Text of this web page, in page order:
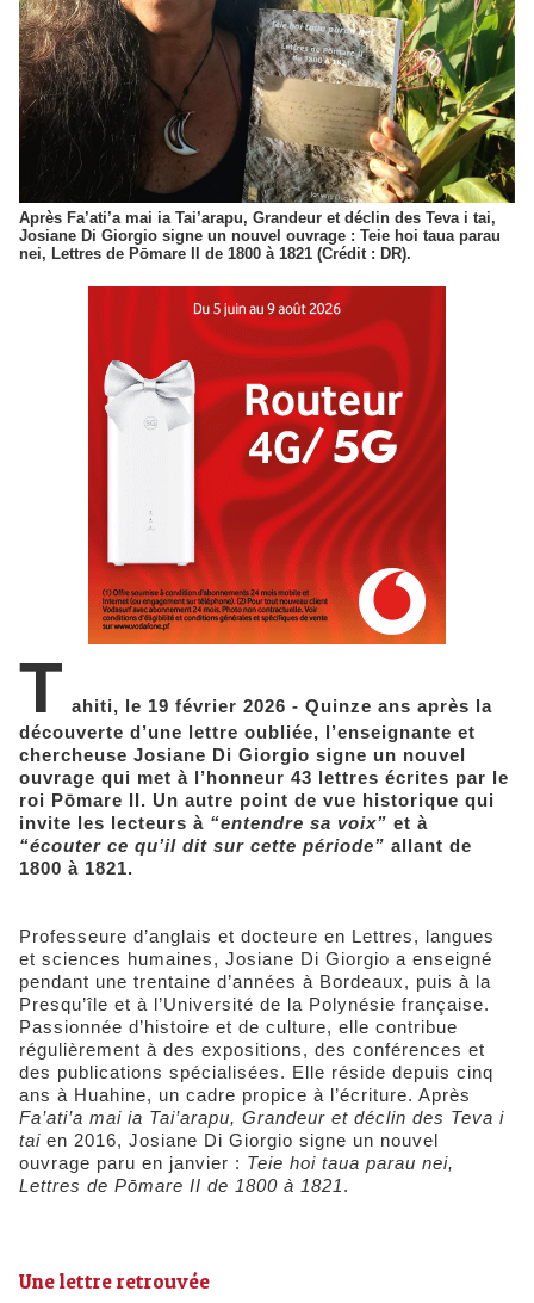
Après Fa’ati’a mai ia Tai’arapu, Grandeur et déclin des Teva i tai,
Josiane Di Giorgio signe un nouvel ouvrage : Teie hoi taua parau
nei, Lettres de Pōmare II de 1800 à 1821 (Crédit : DR).
T ahiti, le 19 février 2026 - Quinze ans après la
découverte d’une lettre oubliée, l’enseignante et
chercheuse Josiane Di Giorgio signe un nouvel
ouvrage qui met à l’honneur 43 lettres écrites par le
roi Pōmare II. Un autre point de vue historique qui
invite les lecteurs à “entendre sa voix” et à
“écouter ce qu’il dit sur cette période” allant de
1800 à 1821.
Professeure d’anglais et docteure en Lettres, langues
et sciences humaines, Josiane Di Giorgio a enseigné
pendant une trentaine d’années à Bordeaux, puis à la
Presqu’île et à l’Université de la Polynésie française.
Passionnée d’histoire et de culture, elle contribue
régulièrement à des expositions, des conférences et
des publications spécialisées. Elle réside depuis cinq
ans à Huahine, un cadre propice à l’écriture. Après
Fa’ati’a mai ia Tai’arapu, Grandeur et déclin des Teva i
tai en 2016, Josiane Di Giorgio signe un nouvel
ouvrage paru en janvier : Teie hoi taua parau nei,
Lettres de Pōmare II de 1800 à 1821.
​Une lettre retrouvée